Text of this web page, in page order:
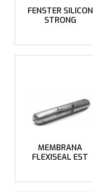
FENSTER SILICON
STRONG
MEMBRANA
FLEXISEAL EST